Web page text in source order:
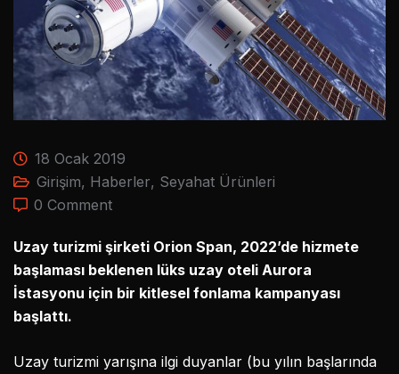
18 Ocak 2019
Girişim, Haberler, Seyahat Ürünleri
0 Comment
Uzay turizmi şirketi Orion Span, 2022’de hizmete
başlaması beklenen lüks uzay oteli Aurora
İstasyonu için bir kitlesel fonlama kampanyası
başlattı.
Uzay turizmi yarışına ilgi duyanlar (bu yılın başlarında